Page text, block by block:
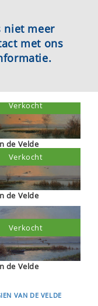
niet meer
met ons
de Velde
Verkocht
de Velde
Verkocht
de Velde
Verkocht
VAN DE VELDE